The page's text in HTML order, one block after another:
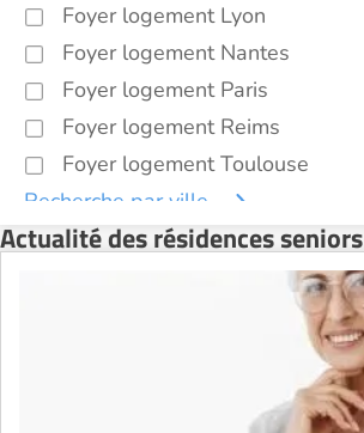
Foyer logement Lyon
Foyer logement Nantes
Foyer logement Paris
Foyer logement Reims
Foyer logement Toulouse
Recherche par ville
Actualité des résidences seniors